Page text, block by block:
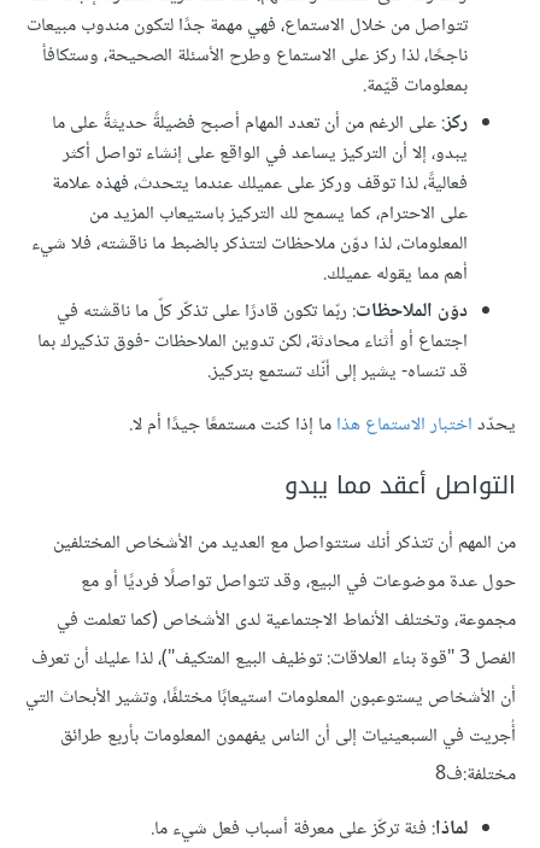
تتواصل من خلال الاستماع، فهي مهمة جدًا لتكون مندوب مبيعات
ناجحًا، لذا ركز على الاستماع وطرح الأسئلة الصحيحة، وستكافأ
بمعلومات قيّمة.
ركز: على الرغم من أن تعدد المهام أصبح فضيلةً حديثةً على ما
يبدو، إلا أن التركيز يساعد في الواقع على إنشاء تواصل أكثر
فعاليةً، لذا توقف وركز على عميلك عندما يتحدث، فهذه علامة
على الاحترام، كما يسمح لك التركيز باستيعاب المزيد من
المعلومات، لذا دوّن ملاحظات لتتذكر بالضبط ما ناقشته، فلا شيء
أهم مما يقوله عميلك.
دوّن الملاحظات: ربّما تكون قادرًا على تذكّر كلّ ما ناقشته في
اجتماع أو أثناء محادثة، لكن تدوين الملاحظات -فوق تذكيرك بما
قد تنساه- يشير إلى أنّك تستمع بتركيز.
يحدّداختبار الاستماع هذاما إذا كنت مستمعًا جيدًا أم لا.
التواصل أعقد مما يبدو
من المهم أن تتذكر أنك ستتواصل مع العديد من الأشخاص المختلفين
حول عدة موضوعات في البيع، وقد تتواصل تواصلًا فرديًا أو مع
مجموعة، وتختلف الأنماط الاجتماعية لدى الأشخاص (كما تعلمت في
الفصل 3 "قوة بناء العلاقات: توظيف البيع المتكيف")، لذا عليك أن تعرف
أن الأشخاص يستوعبون المعلومات استيعابًا مختلفًا، وتشير الأبحاث التي
أُجريت في السبعينيات إلى أن الناس يفهمون المعلومات بأربع طرائق
مختلفة:ف8
لماذا: فئة تركّز على معرفة أسباب فعل شيء ما.